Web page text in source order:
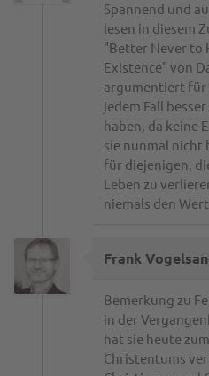
Spannend und
lesen in diesem
"Better Never to
Existence" von
argumentiert für
jedem Fall
haben, da keine
sie nunmal nicht
für diejenigen,
Leben zu
niemals den
Frank
Bemerkung zu
in der
hat sie heute
Christentums